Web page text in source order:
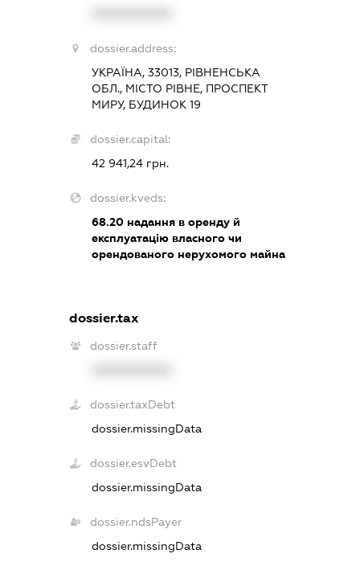
dossier.address:
УКРАЇНА, 33013, РІВНЕНСЬКА
ОБЛ., МІСТО РІВНЕ, ПРОСПЕКТ
МИРУ, БУДИНОК 19
dossier.capital:
42 941,24 грн.
dossier.kveds:
68.20 надання в оренду й
експлуатацію власного чи
орендованого нерухомого майна
dossier.tax
dossier.staff
dossier.taxDebt
dossier.missingData
dossier.esvDebt
dossier.missingData
dossier.ndsPayer
dossier.missingData